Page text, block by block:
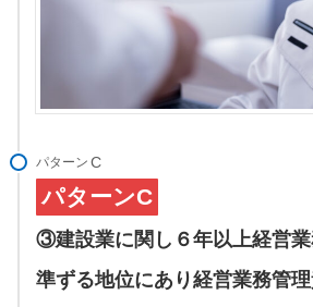
パターン
パターンC
③建設業に関し６年以上経営
準ずる地位にあり経営業務管